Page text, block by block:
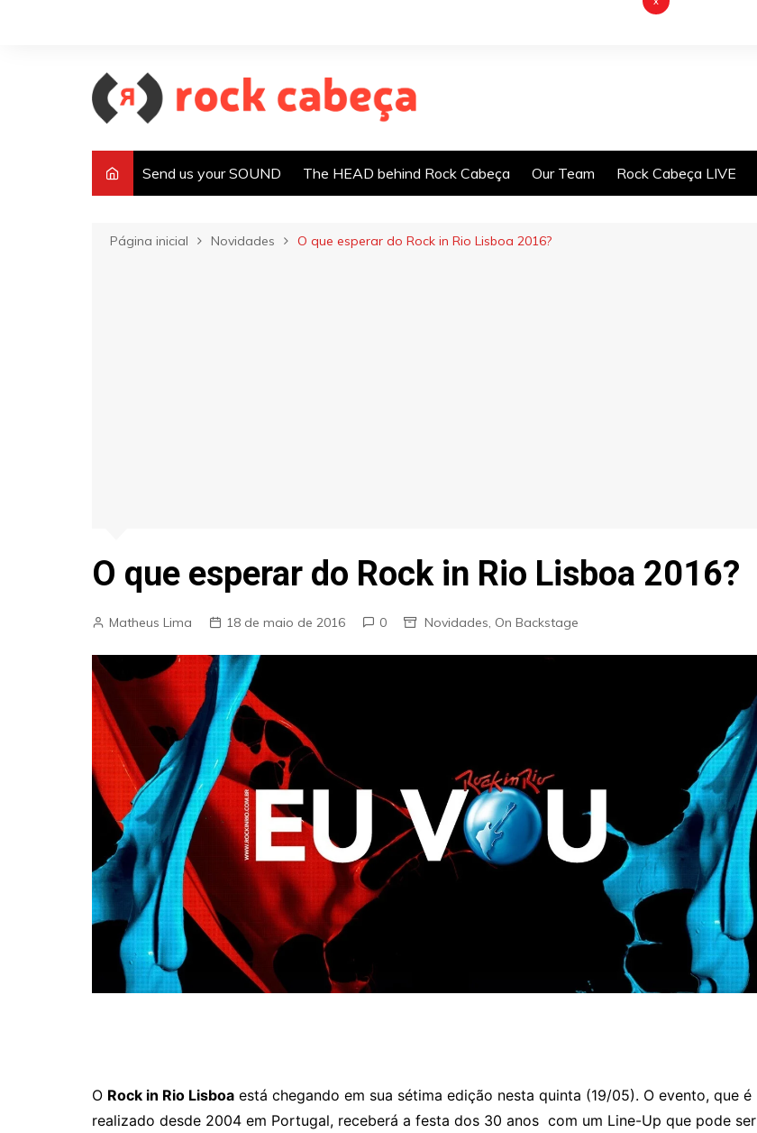
Send us your SOUND The HEAD behind Rock Cabeça Our Team Rock Cabeça LIVE
Página inicial Novidades O que esperar do Rock in Rio Lisboa 2016?
O que esperar do Rock in Rio Lisboa 2016?
Matheus Lima 18 de maio de 2016 0 Novidades, On Backstage
O Rock in Rio Lisboa está chegando em sua sétima edição nesta quinta (19/05). O evento, que é
realizado desde 2004 em Portugal, receberá a festa dos 30 anos com um Line-Up que pode ser